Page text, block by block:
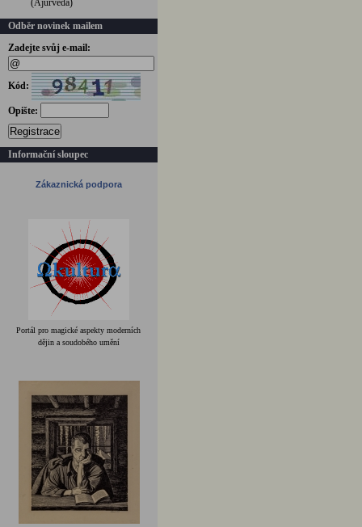
(Ájurvéda)
Odběr novinek mailem
Zadejte svůj e-mail:
Kód:
Opište:
Registrace
Informační sloupec
Zákaznická podpora
Portál pro magické aspekty moderních
dějin a soudobého umění